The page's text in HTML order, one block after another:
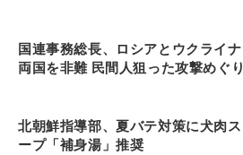
国連事務総長、ロシアとウクライナ
両国を非難 民間人狙った攻撃めぐり
北朝鮮指導部、夏バテ対策に犬肉ス
ープ「補身湯」推奨